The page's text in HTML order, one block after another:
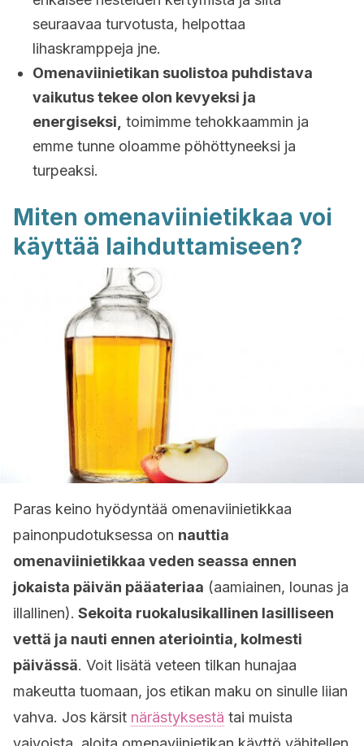
seuraavaa turvotusta, helpottaa
lihaskramppeja jne.
Omenaviinietikan suolistoa puhdistava
vaikutus tekee olon kevyeksi ja
energiseksi, toimimme tehokkaammin ja
emme tunne oloamme pöhöttyneeksi ja
turpeaksi.
Miten omenaviinietikkaa voi
käyttää laihduttamiseen?
Paras keino hyödyntää omenaviinietikkaa
painonpudotuksessa on nauttia
omenaviinietikkaa veden seassa ennen
jokaista päivän pääateriaa (aamiainen, lounas ja
illallinen). Sekoita ruokalusikallinen lasilliseen
vettä ja nauti ennen ateriointia, kolmesti
päivässä. Voit lisätä veteen tilkan hunajaa
makeutta tuomaan, jos etikan maku on sinulle liian
vahva. Jos kärsit närästyksestä tai muista